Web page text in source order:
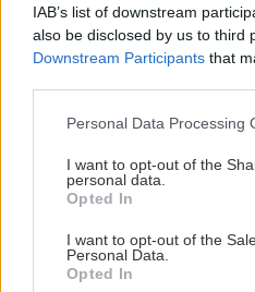
IAB’s list of downstream
also be disclosed by us to third
Downstream Participants that
Please note that this website/
not limited to your visit or
grant or deny consent to
use your data for below
consent section.
Personal Data Processing
I want to opt-out of the
personal data.
Opted In
I want to opt-out of the
Personal Data.
Opted In